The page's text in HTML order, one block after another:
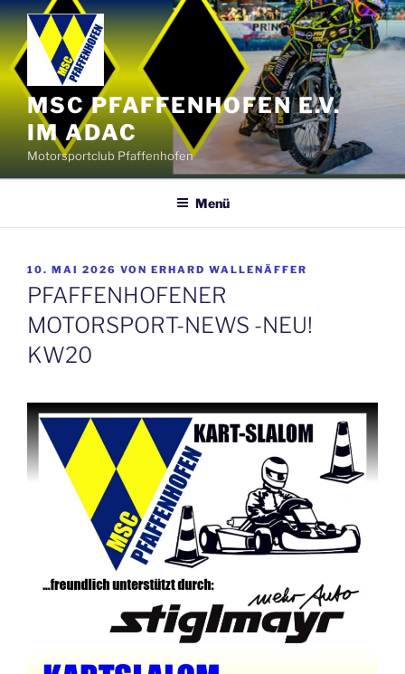
Zum
Inhalt
springen
MSC PFAFFENHOFEN E.V.
IM ADAC
Motorsportclub Pfaffenhofen
Menü
VERÖFFENTLICHT
AM
10. MAI 2026 VON ERHARD WALLENÄFFER
PFAFFENHOFENER
MOTORSPORT-NEWS -NEU!
KW20